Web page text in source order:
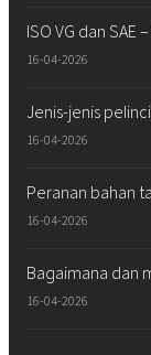
ISO VG dan
16-04-2026
Jenis-jenis
16-04-2026
Peranan bahan
16-04-2026
Bagaimana dan
16-04-2026